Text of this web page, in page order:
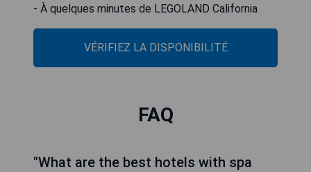
- À quelques minutes de LEGOLAND California
VÉRIFIEZ LA DISPONIBILITÉ
FAQ
"What are the best hotels with spa